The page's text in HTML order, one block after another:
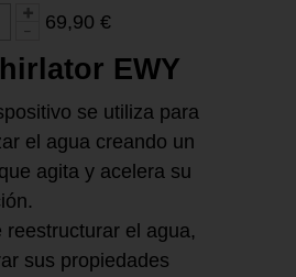
69,90 €
EWY
se utiliza para
el agua creando un
agita y acelera su
reestructurar el agua,
sus propiedades